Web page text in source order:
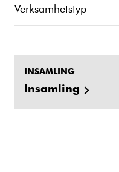
Verksamhetstyp
INSAMLING
Insamling